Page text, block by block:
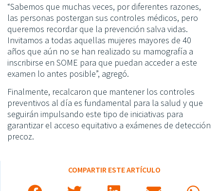
“Sabemos que muchas veces, por diferentes razones,
las personas postergan sus controles médicos, pero
queremos recordar que la prevención salva vidas.
Invitamos a todas aquellas mujeres mayores de 40
años que aún no se han realizado su mamografía a
inscribirse en SOME para que puedan acceder a este
examen lo antes posible”, agregó.
Finalmente, recalcaron que mantener los controles
preventivos al día es fundamental para la salud y que
seguirán impulsando este tipo de iniciativas para
garantizar el acceso equitativo a exámenes de detección
precoz.
COMPARTIR ESTE ARTÍCULO